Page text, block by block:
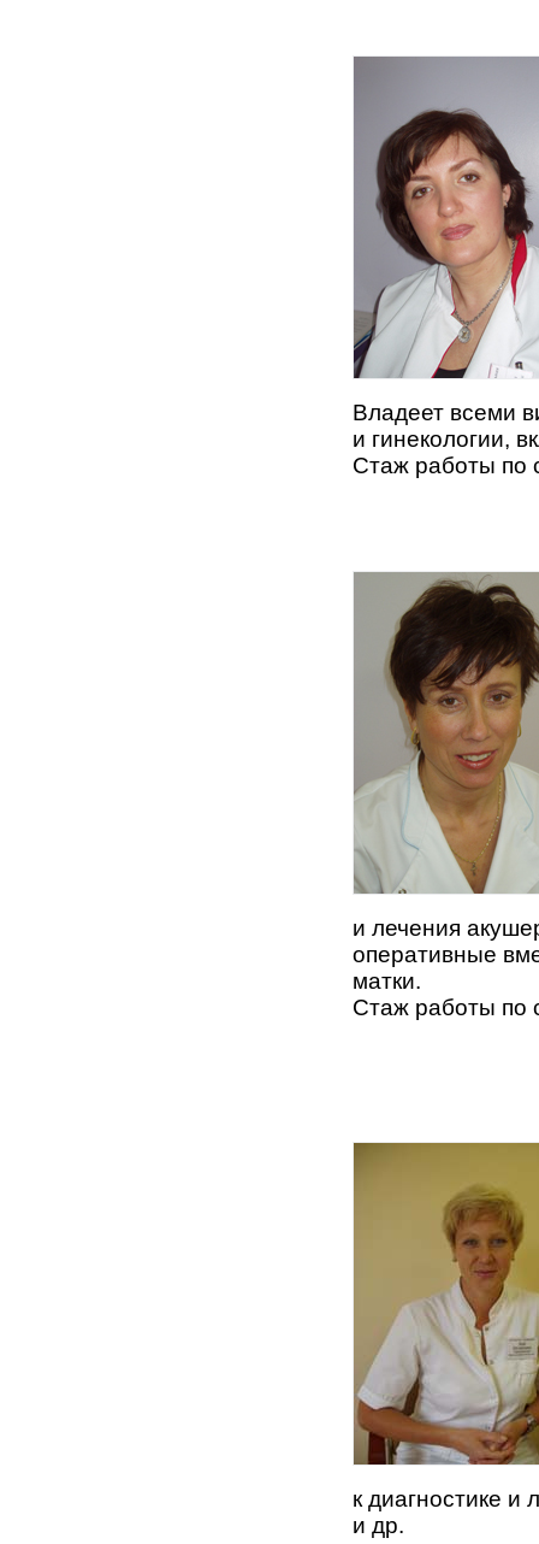
Владеет всеми
и гинекологии,
Стаж работы по
и лечения
оперативные
матки.
Стаж работы по
к диагностике
и др.